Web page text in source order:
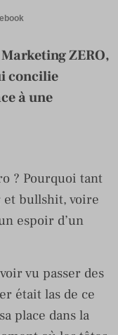
ZERO,
concilie
à une
? Pourquoi tant
et bullshit, voire
espoir d’un
vu passer des
était las de ce
place dans la